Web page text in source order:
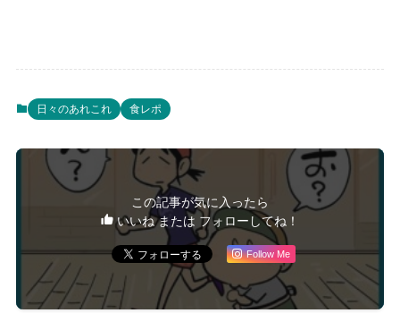
日々のあれこれ 食レポ
この記事が気に入ったら
いいね または フォローしてね！
Follow Me